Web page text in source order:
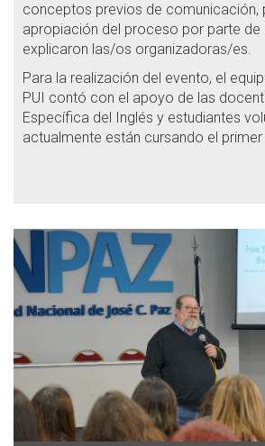
conceptos previos de comunicación,
apropiación del proceso por parte de
explicaron las/os organizadoras/es.
Para la realización del evento, el
PUI contó con el apoyo de las
Específica del Inglés y estudiantes
actualmente están cursando el